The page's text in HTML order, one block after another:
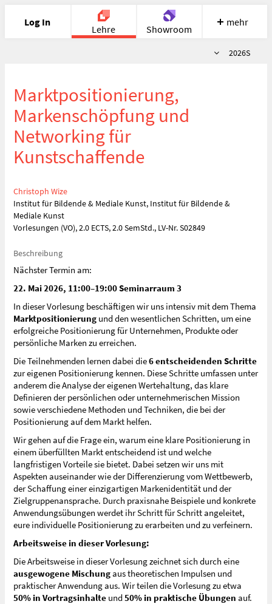
Log In
Lehre Showroom
Meet Recherche
mehr
Semester
2026S
Marktpositionierung,
Markenschöpfung und
Networking für
Kunstschaffende
Christoph Wize
Institut für Bildende & Mediale Kunst, Institut für Bildende &
Mediale Kunst
Vorlesungen (VO), 2.0 ECTS, 2.0 SemStd., LV-Nr. S02849
Beschreibung
Nächster Termin am:
22. Mai 2026, 11:00–19:00 Seminarraum 3
In dieser Vorlesung beschäftigen wir uns intensiv mit dem Thema
Marktpositionierung und den wesentlichen Schritten, um eine
erfolgreiche Positionierung für Unternehmen, Produkte oder
persönliche Marken zu erreichen.
Die Teilnehmenden lernen dabei die6 entscheidenden Schritte
zur eigenen Positionierung kennen. Diese Schritte umfassen unter
anderem die Analyse der eigenen Wertehaltung, das klare
Definieren der persönlichen oder unternehmerischen Mission
sowie verschiedene Methoden und Techniken, die bei der
Positionierung auf dem Markt helfen.
Wir gehen auf die Frage ein, warum eine klare Positionierung in
einem überfüllten Markt entscheidend ist und welche
langfristigen Vorteile sie bietet. Dabei setzen wir uns mit
Aspekten auseinander wie der Differenzierung vom Wettbewerb,
der Schaffung einer einzigartigen Markenidentität und der
Zielgruppenansprache. Durch praxisnahe Beispiele und konkrete
Anwendungsübungen werdet ihr Schritt für Schritt angeleitet,
eure individuelle Positionierung zu erarbeiten und zu verfeinern.
Arbeitsweise in dieser Vorlesung:
Die Arbeitsweise in dieser Vorlesung zeichnet sich durch eine
ausgewogene Mischungaus theoretischen Impulsen und
praktischer Anwendung aus. Wir teilen die Vorlesung zu etwa
50% in Vortragsinhalte und50% in praktische Übungen auf.